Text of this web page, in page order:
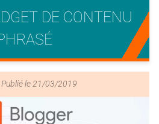
DE CONTENU
/
T
H
E
le21/03/2019